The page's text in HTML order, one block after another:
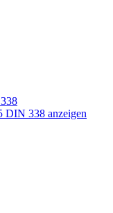
DIN 338 anzeigen